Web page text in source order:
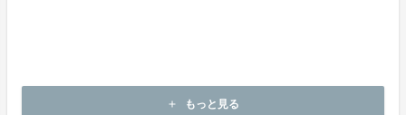
本プロジェクトは実行確約型です。
add もっと見る